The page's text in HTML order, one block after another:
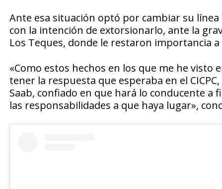
Ante esa situación optó por cambiar su
con la intención de extorsionarlo, ante la
Los Teques, donde le restaron importancia
«Como estos hechos en los que me he
tener la respuesta que esperaba en el
Saab, confiado en que hará lo conducente a
las responsabilidades a que haya lugar»,